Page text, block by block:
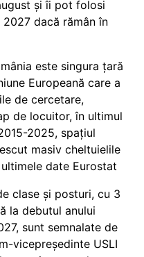
și îi pot folosi
dacă rămân în
este singura țară
Europeană care a
de cercetare,
de locuitor, în ultimul
2025, spațiul
masiv cheltuielile
date Eurostat
clase și posturi, cu 3
la debutul anului
sunt semnalate de
vicepreședinte USLI